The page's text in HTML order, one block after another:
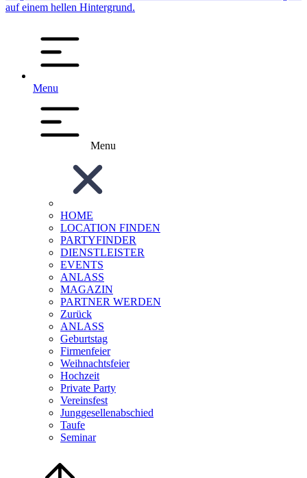
Menu
Menu
HOME
LOCATION FINDEN
PARTYFINDER
DIENSTLEISTER
EVENTS
ANLASS
MAGAZIN
PARTNER WERDEN
Zurück
ANLASS
Geburtstag
Firmenfeier
Weihnachtsfeier
Hochzeit
Private Party
Vereinsfest
Junggesellenabschied
Taufe
Seminar